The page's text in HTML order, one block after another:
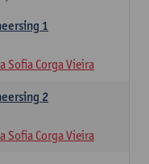
1
Sofia Corga Vieira
2
Sofia Corga Vieira